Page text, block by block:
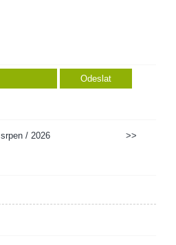
srpen / 2026 >>